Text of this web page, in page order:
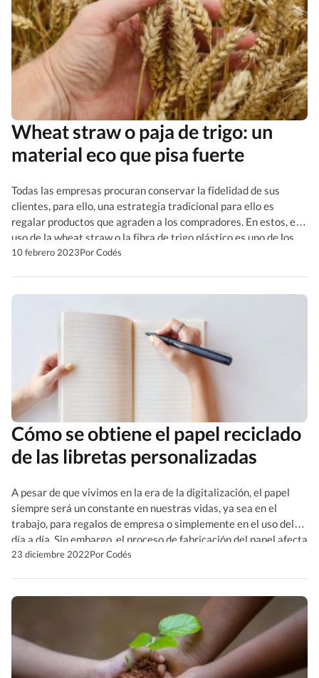
Wheat straw o paja de trigo: un
material eco que pisa fuerte
Todas las empresas procuran conservar la fidelidad de sus
clientes, para ello, una estrategia tradicional para ello es
regalar productos que agraden a los compradores. En estos, el
uso de la wheat straw o la fibra de trigo plástico es uno de los
materiales más innovadores. ¿De qué se trata ese material eco
10 febrero 2023Por Codés
Cómo se obtiene el papel reciclado
de las libretas personalizadas
A pesar de que vivimos en la era de la digitalización, el papel
siempre será un constante en nuestras vidas, ya sea en el
trabajo, para regalos de empresa o simplemente en el uso del
día a día. Sin embargo, el proceso de fabricación del papel afecta
al medio ambiente. Este requiere mucha madera para […]
23 diciembre 2022Por Codés